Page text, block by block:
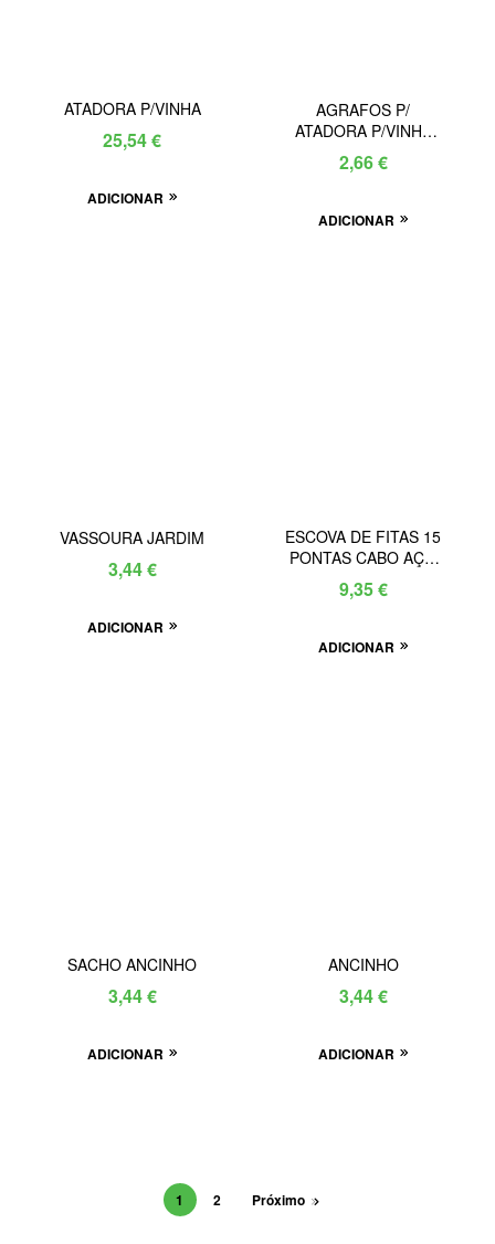
ATADORA P/VINHA
25,54€
ADICIONAR
AGRAFOS P/
ATADORA P/VINHA
(10.000 Un)
2,66€
ADICIONAR
VASSOURA JARDIM
3,44€
ADICIONAR
ESCOVA DE FITAS 15
PONTAS CABO AÇO
3156
9,35€
ADICIONAR
SACHO ANCINHO
3,44€
ADICIONAR
ANCINHO
3,44€
ADICIONAR
1 2 Próximo